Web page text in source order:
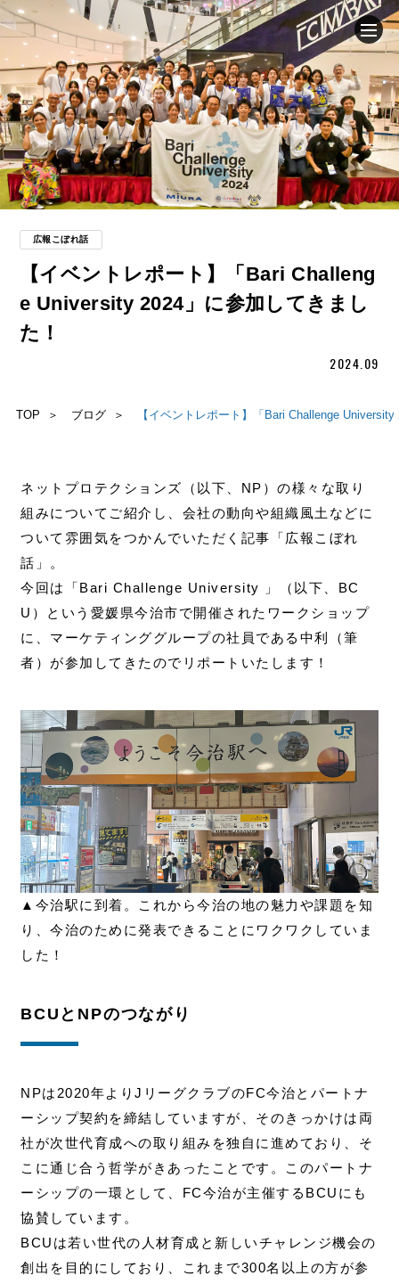
企業情報
ニュース
事業内容
採用情報
サステナビリティ
広報こぼれ話
【イベントレポート】「Bari Challeng
e University 2024」に参加してきまし
た！
2024.09
TOP ブログ 【イベントレポート】「Bari Challenge
ネットプロテクションズ（以下、NP）の様々な取り
組みについてご紹介し、会社の動向や組織風土などに
ついて雰囲気をつかんでいただく記事「広報こぼれ
話」。
今回は「Bari Challenge University 」（以下、BC
U）という愛媛県今治市で開催されたワークショップ
に、マーケティンググループの社員である中利（筆
者）が参加してきたのでリポートいたします！
▲今治駅に到着。これから今治の地の魅力や課題を知
り、今治のために発表できることにワクワクしていま
した！
BCUとNPのつながり
NPは2020年よりJリーグクラブのFC今治とパートナ
ーシップ契約を締結していますが、そのきっかけは両
社が次世代育成への取り組みを独自に進めており、そ
こに通じ合う哲学がきあったことです。このパートナ
ーシップの一環として、FC今治が主催するBCUにも
協賛しています。
BCUは若い世代の人材育成と新しいチャレンジ機会の
創出を目的にしており、これまで300名以上の方が参